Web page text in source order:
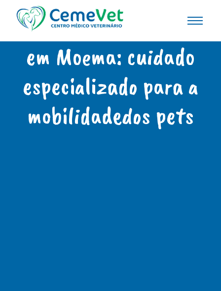
Ortopedia Veterinária
em Moema: cuidado
especializado para a
mobilidadedos pets